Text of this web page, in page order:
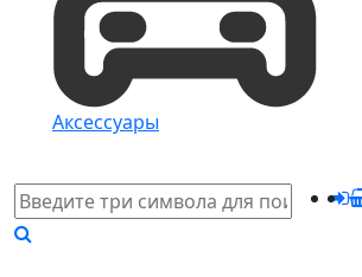
Аксессуары